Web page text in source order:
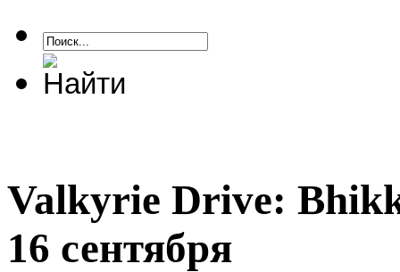
Valkyrie Drive:
16 сентября